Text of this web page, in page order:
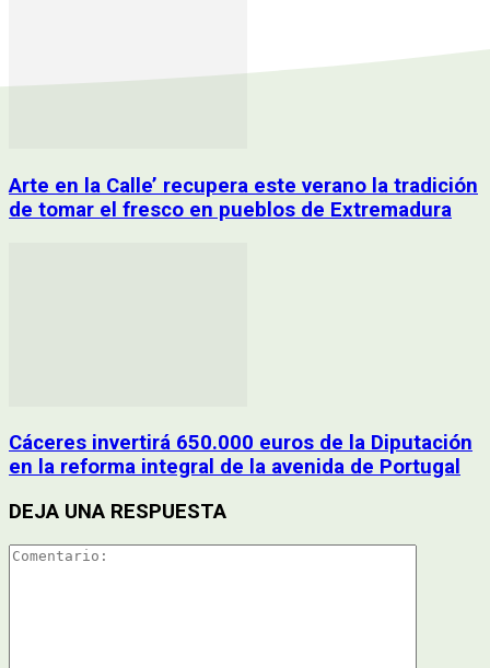
Arte en la Calle’ recupera este verano la tradición
de tomar el fresco en pueblos de Extremadura
Cáceres invertirá 650.000 euros de la Diputación
en la reforma integral de la avenida de Portugal
DEJA UNA RESPUESTA